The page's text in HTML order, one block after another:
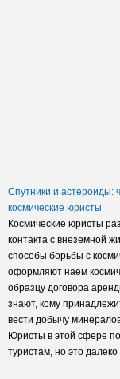
Спутники и астероиды:
космические юристы
Космические юристы
контакта с внеземной
способы борьбы с
оформляют наем
образцу договора
знают, кому
вести добычу
Юристы в этой сфере
туристам, но это